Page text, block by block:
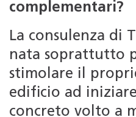
complementari?
La consulenza di
nata soprattutto
stimolare il
edificio ad
concreto volto a